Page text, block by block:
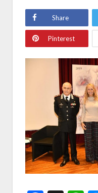
Share
Pinterest